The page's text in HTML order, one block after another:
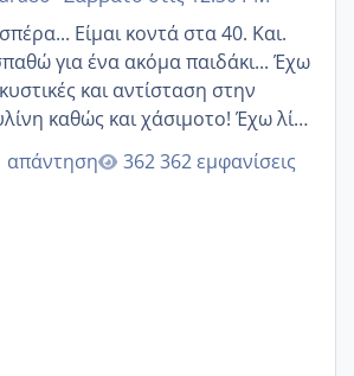
Είμαι κοντά στα 40. Και.
για ένα ακόμα παιδάκι... Έχω
και αντίσταση στην
καθώς και χάσιμοτο! Έχω λίγα
παραπάνω και όσο κ αν προσπαθώ
Προσπαθώ για ακόμη
απάντηση 362 εμφανίσεις